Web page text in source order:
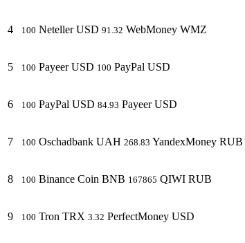
4 100 Neteller USD 91.32 WebMoney WMZ
5 100 Payeer USD 100 PayPal USD
6 100 PayPal USD 84.93 Payeer USD
7 100 Oschadbank UAH 268.83 YandexMoney RUB
8 100 Binance Coin BNB 167865 QIWI RUB
9 100 Tron TRX 3.32 PerfectMoney USD